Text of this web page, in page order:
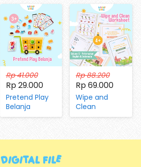
Rp 41.000
Rp 29.000
Pretend Play
Belanja
(dengan
Rp 88.200
Rp 69.000
Wipe and
Clean
Worksheet Vol
Digital FIle